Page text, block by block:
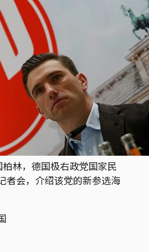
林，德国极右政党国家民
者会，介绍该党的新参选海